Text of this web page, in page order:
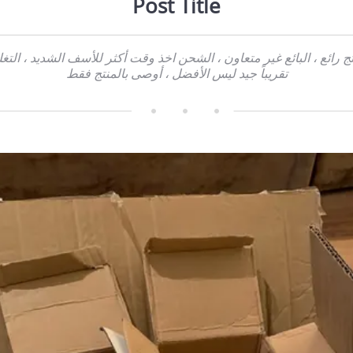
رائع ، البائع غير متعاون ، الشحن اخذ وقت أكثر للأسف الشديد ،
تقريباً جيد ليس الأفضل ، أوصى بالمنتج فقط